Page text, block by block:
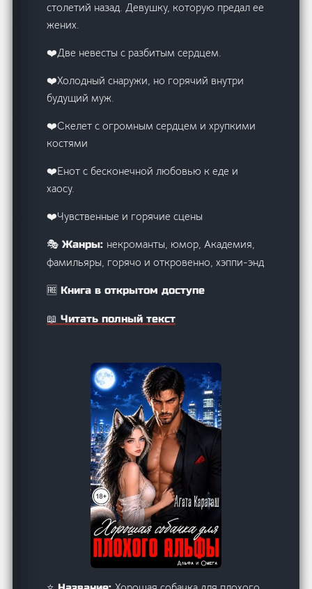
столетий назад. Девушку, которую предал ее
жених.
‍❤️‍Две невесты с разбитым сердцем.
‍❤️‍Холодный снаружи, но горячий внутри
будущий муж.
‍❤️‍Скелет с огромным сердцем и хрупкими
костями
‍❤️‍Енот с бесконечной любовью к еде и
хаосу.
‍❤️‍Чувственные и горячие сцены
🎭 Жанры:некроманты, юмор, Академия,
фамильяры, горячо и откровенно, хэппи-энд
🆓 Книга в открытом доступе
📖 Читать полный текст